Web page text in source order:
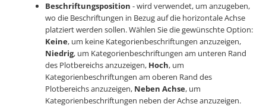
Beschriftungsposition - wird verwendet, um anzugeben,
wo die Beschriftungen in Bezug auf die horizontale Achse
platziert werden sollen. Wählen Sie die gewünschte Option:
Keine, um keine Kategorienbeschriftungen anzuzeigen,
Niedrig, um Kategorienbeschriftungen am unteren Rand
des Plotbereichs anzuzeigen, Hoch, um
Kategorienbeschriftungen am oberen Rand des
Plotbereichs anzuzeigen, Neben Achse, um
Kategorienbeschriftungen neben der Achse anzuzeigen.